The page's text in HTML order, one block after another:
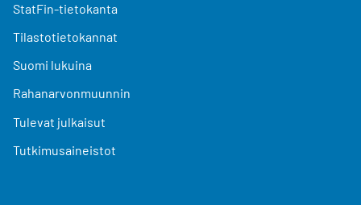
StatFin-tietokanta
Tilastotietokannat
Suomi lukuina
Rahanarvonmuunnin
Tulevat julkaisut
Tutkimusaineistot